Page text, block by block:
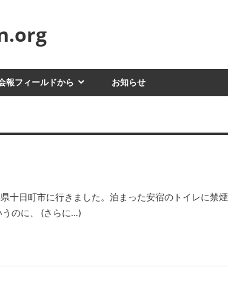
報フィールドから お知らせ
十日町市に行きました。泊まった安宿のトイレに禁煙
のに、 (さらに…)